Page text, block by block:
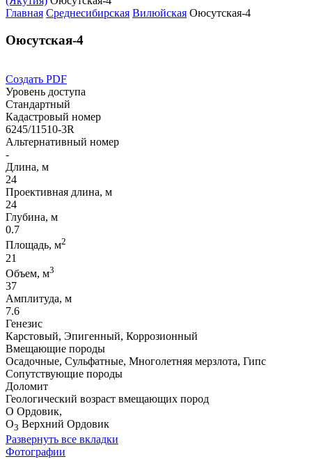
Главная Среднесибирская Вилюйская Оюсутская-4
Оюсутская-4
Создать PDF
Уровень доступа
Стандартный
Кадастровый номер
6245/11510-3R
Альтернативный номер
-
Длина, м
24
Проективная длина, м
24
Глубина, м
0.7
Площадь, м2
21
Объем, м3
37
Амплитуда, м
7.6
Генезис
Карстовый, Эпигенный, Коррозионный
Вмещающие породы
Осадочные, Сульфатные, Многолетняя мерзлота, Гипс
Сопутствующие породы
Доломит
Геологический возраст вмещающих пород
O Ордовик,
O3 Верхний Ордовик
Развернуть все вкладки
Фотографии